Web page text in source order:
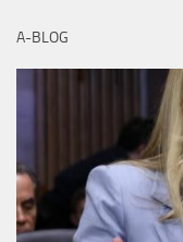
A-BLOG